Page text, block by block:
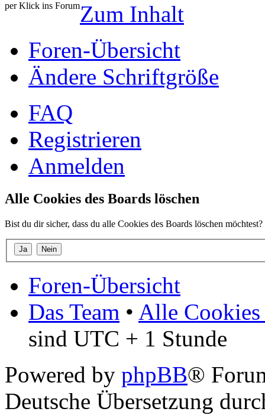
per Klick ins ForumZum Inhalt
Foren-Übersicht
Ändere Schriftgröße
FAQ
Registrieren
Anmelden
Alle Cookies des Boards löschen
Bist du dir sicher, dass du alle Cookies des Boards löschen möchtest?
Foren-Übersicht
Das Team • Alle Cookies
sind UTC + 1 Stunde
Powered by phpBB®
Deutsche Übersetzung